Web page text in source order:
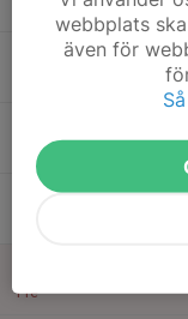
20:30
Rödstu
Ons
Fre
webbplats
även för